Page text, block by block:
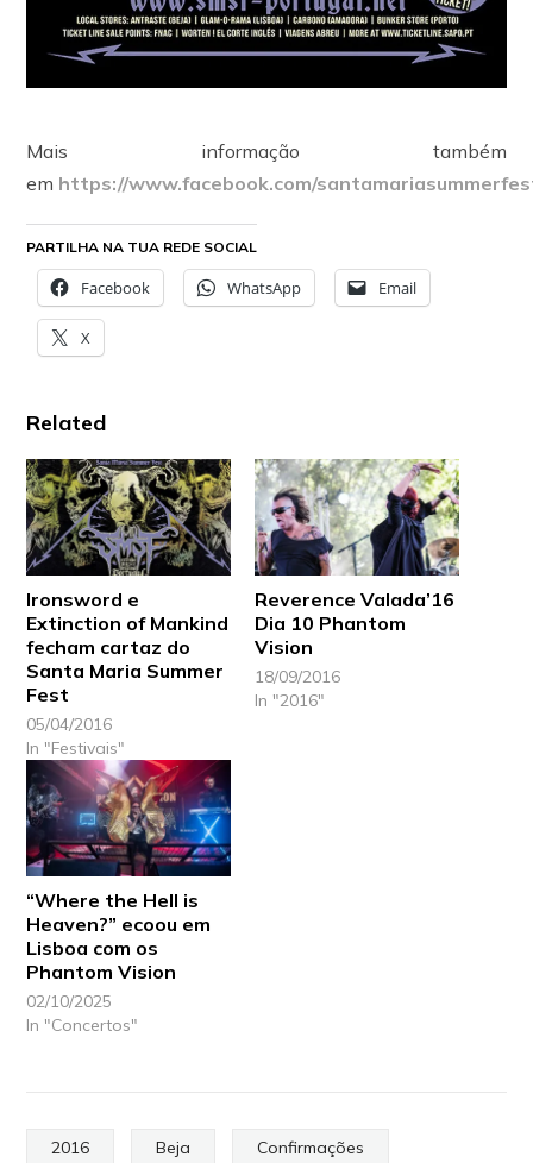
Mais informação também
em https://www.facebook.com/
PARTILHA NA TUA REDE SOCIAL
Facebook WhatsApp Email
X
Related
Ironsword e
Extinction of Mankind
fecham cartaz do
Santa Maria Summer
Fest
05/04/2016
In "Festivais"
Reverence Valada’16
Dia 10 Phantom
Vision
18/09/2016
In "2016"
“Where the Hell is
Heaven?” ecoou em
Lisboa com os
Phantom Vision
02/10/2025
In "Concertos"
2016 Beja Confirmações